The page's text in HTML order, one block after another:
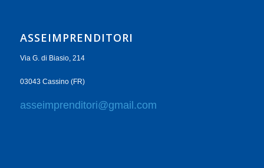
ASSEIMPRENDITORI
Via G. di Biasio, 214
03043 Cassino (FR)
asseimprenditori@gmail.com